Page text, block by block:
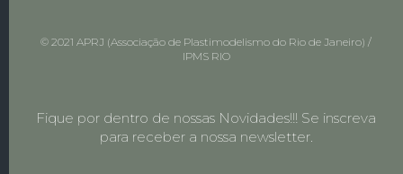
© 2021 APRJ (Associação de Plastimodelismo do Rio de Janeiro) /
IPMS RIO
Fique por dentro de nossas Novidades!!! Se inscreva
para receber a nossa newsletter.